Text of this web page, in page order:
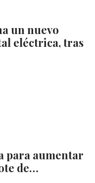
un nuevo
eléctrica, tras
para aumentar
de…